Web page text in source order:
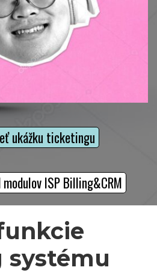
ukážku ticketingu
ISP Billing&CRM